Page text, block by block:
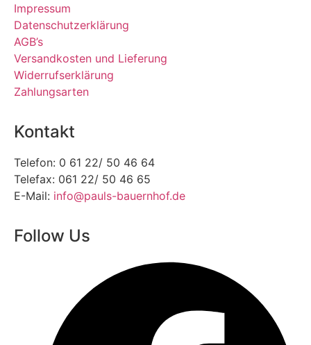
Impressum
Datenschutzerklärung
AGB’s
Versandkosten und Lieferung
Widerrufserklärung
Zahlungsarten
Kontakt
Telefon: 0 61 22/ 50 46 64
Telefax: 061 22/ 50 46 65
E-Mail: info@pauls-bauernhof.de
Follow Us